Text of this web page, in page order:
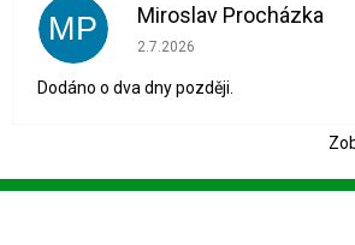
MP Miroslav Procházka
Hodnocení obchodu je 1 z 5
2.7.2026
Dodáno o dva dny později.
Z